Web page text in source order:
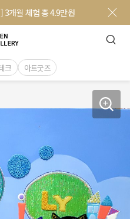
3개월 체험 총 4.9만원
크 아트굿즈